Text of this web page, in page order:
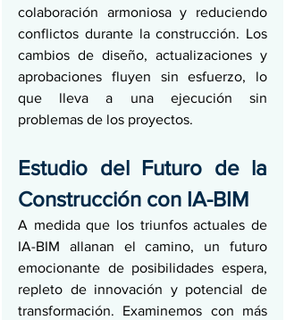
colaboración armoniosa y reduciendo
conflictos durante la construcción. Los
cambios de diseño, actualizaciones y
aprobaciones fluyen sin esfuerzo, lo
que lleva a una ejecución sin
problemas de los proyectos.
Estudio del Futuro de la
Construcción con IA-BIM
A medida que los triunfos actuales de
IA-BIM allanan el camino, un futuro
emocionante de posibilidades espera,
repleto de innovación y potencial de
transformación. Examinemos con más